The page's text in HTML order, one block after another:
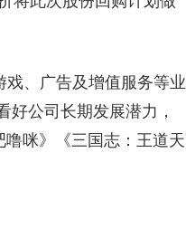
戏、广告及增值服务等业
公司长期发展潜力，
咪》《三国志：王道天